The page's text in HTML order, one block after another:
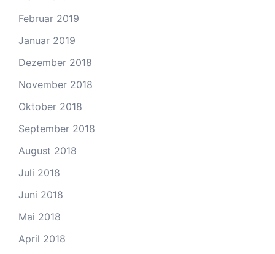
Februar 2019
Januar 2019
Dezember 2018
November 2018
Oktober 2018
September 2018
August 2018
Juli 2018
Juni 2018
Mai 2018
April 2018